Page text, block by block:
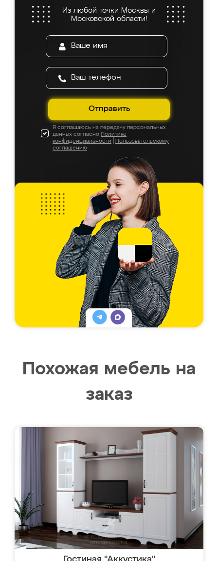
Из любой точки Москвы и
Московской области!
Отправить
Я соглашаюсь на передачу персональных
данных согласно Политике
конфиденциальности
Пользовательскому
соглашению
Похожая мебель на
заказ